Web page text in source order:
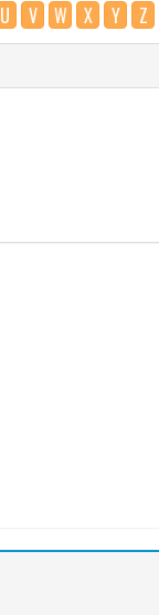
U V W X Y Z